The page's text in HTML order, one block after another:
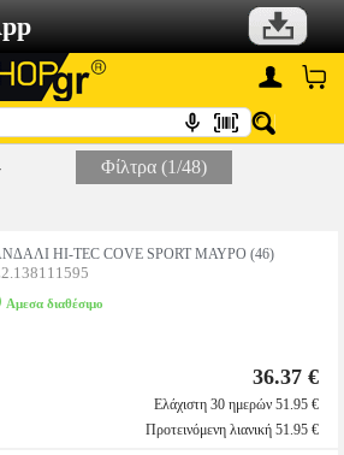
Φίλτρα (1/48)
HI-TEC COVE SPORT ΜΑΥΡΟ (46)
Αμεσα διαθέσιμο
36.37 €
Ελάχιστη 30 ημερών 51.95 €
Προτεινόμενη λιανική 51.95 €